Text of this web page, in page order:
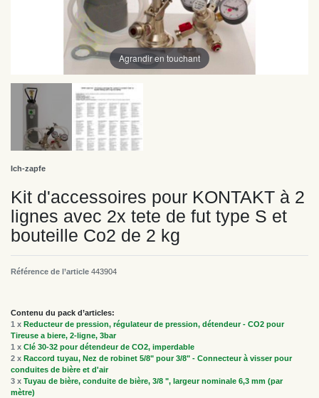
Agrandir en touchant
Ich-zapfe
Kit d'accessoires pour KONTAKT à 2
lignes avec 2x tete de fut type S et
bouteille Co2 de 2 kg
Référence de l’article 443904
Contenu du pack d’articles:
1 x Reducteur de pression, régulateur de pression, détendeur - CO2 pour
Tireuse a biere, 2-ligne, 3bar
1 x Clé 30-32 pour détendeur de CO2, imperdable
2 x Raccord tuyau, Nez de robinet 5/8" pour 3/8" - Connecteur à visser pour
conduites de bière et d'air
3 x Tuyau de bière, conduite de bière, 3/8 ", largeur nominale 6,3 mm (par
mètre)